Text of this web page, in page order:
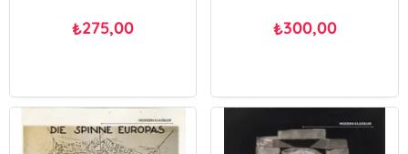
₺275,00 ₺300,00